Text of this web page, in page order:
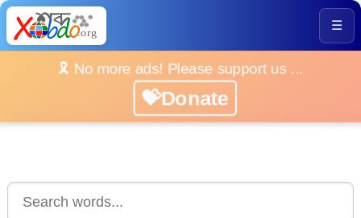
☰
🎗️ No more ads! Please support us ...
💝Donate